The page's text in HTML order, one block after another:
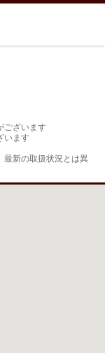
ございます
います
最新の取扱状況とは異